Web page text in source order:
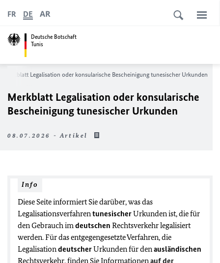
Deutsche Botschaft
Tunis
FR DE AR
Merkblatt Legalisation oder konsularische Bescheinigung tunesischer Urkunden
Merkblatt Legalisation oder konsularische
Bescheinigung tunesischer Urkunden
08.07.2026 - Artikel
Info
Diese Seite informiert Sie darüber, was das
LegalisationsverfahrentunesischerUrkunden ist, die für
den Gebrauch imdeutschen Rechtsverkehr legalisiert
werden. Für das entgegengesetzte Verfahren, die
LegalisationdeutscherUrkunden für denausländischen
Rechtsverkehr, finden Sie Informationenauf der